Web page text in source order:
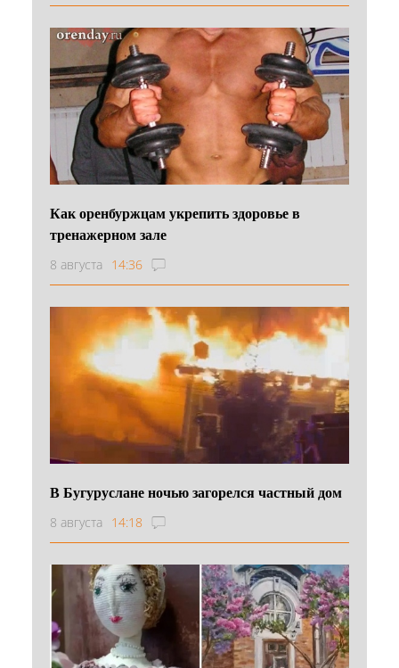
Как оренбуржцам укрепить здоровье в
тренажерном зале
8 августа 14:36
В Бугуруслане ночью загорелся частный дом
8 августа 14:18